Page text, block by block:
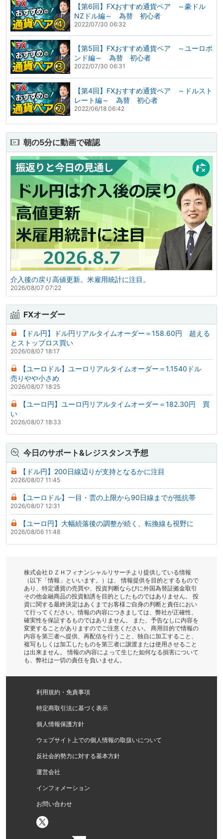
【第6回】FXおすすめ通貨ペア ～豪ドル
NZドル編～ 為替 初心者
2022/07/30 06:32
【第5回】FXおすすめ通貨ペア ～ユーロポ
ンド編～ 為替 初心者
2022/07/30 06:31
【第4回】FXおすすめ通貨ペア ～ドルスト
レート編～ 為替 初心者
2022/06/18 06:42
朝の5分に動画で確認
介入後の戻り高値更新。米雇用統計に注目。
2026/08/07 07:22
FXオーダー
【ドル円】ドル円リアルタイムオーダー＝158.60円 超える
とストップロス買い
2026/08/07 18:17
【ユーロドル】ユーロリアルタイムオーダー＝1.1540ドル
売りやや小さめ
2026/08/07 18:25
【ユーロ円】ユーロ円リアルタイムオーダー＝182.30円 買
い
2026/08/07 18:33
今日のサポート&レジスタンス予想
【ドル円】200日線辺りが支持となるかに注目
2026/08/07 11:45
【ユーロドル】一目・雲の上限から90日線までが抵抗帯
2026/08/07 12:31
【ユーロ円】大幅続落後の調整が続く、転換線も視野に
2026/08/06 11:48
株式会社ＤＺＨフィナンシャルリサーチより提供している情報
（以下「情報」といいます。）は、 情報提供を目的とするもので
あり、特定通貨の売買や、投資判断ならびに外国為替証拠金取引
その他金融商品の投資勧誘を目的としたものではありません。 投
資に関する最終決定はあくまでお客様ご自身の判断と責任におい
て行ってください。情報の内容につきましては、弊社が正確性、
確実性を保証するものではありません。 また、予告なしに内容を
変更することがありますのでご注意ください。 商用目的で情報の
内容を第三者へ提供、再配信を行うこと、独自に加工すること、
複写もしくは加工したものを第三者に譲渡または使用させること
は出来ません。 情報の内容によって生じた如何なる損害について
も、弊社は一切の責任を負いません。
利用規約・免責事項
特定商取引法に基づく表示
個人情報保護方針
ウェブサイト上での個人情報の取扱いについて
反社会的勢力に対する基本方針
運営会社
インフォメーション
お問い合わせ